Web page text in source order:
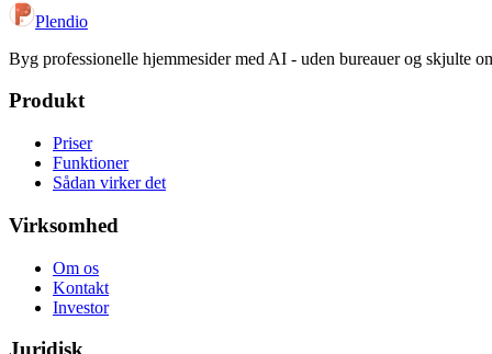
Plendio
Byg professionelle hjemmesider med AI - uden bureauer og skjulte
Produkt
Priser
Funktioner
Sådan virker det
Virksomhed
Om os
Kontakt
Investor
Juridisk